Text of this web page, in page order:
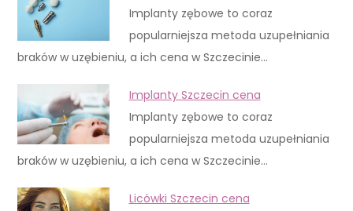
Implanty zębowe to coraz
popularniejsza metoda uzupełniania
braków w uzębieniu, a ich cena w Szczecinie…
Implanty Szczecin cena
Implanty zębowe to coraz
popularniejsza metoda uzupełniania
braków w uzębieniu, a ich cena w Szczecinie…
Licówki Szczecin cena